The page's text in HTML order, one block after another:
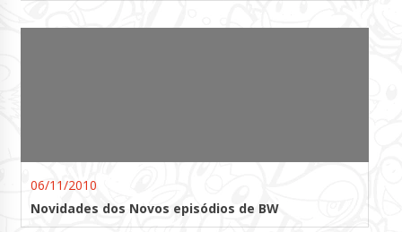
06/11/2010
Novidades dos Novos episódios de BW